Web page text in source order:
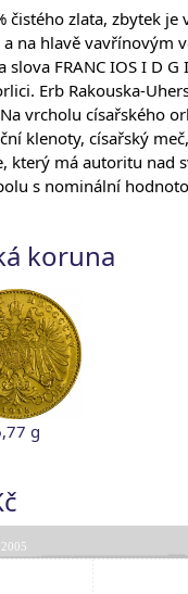
zlata, zbytek
na hlavě vavřínovým
FRANC IOS I D G
Erb Rakouska-
vrcholu císařského
klenoty, císařský
který má autoritu nad
s nominální
koruna
g